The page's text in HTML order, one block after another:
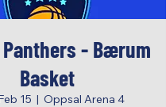
Panthers - Bærum
Basket
15
  |
Oppsal Arena 4